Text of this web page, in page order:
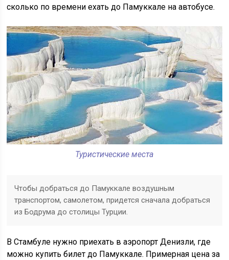
сколько по времени ехать до Памуккале на автобусе.
Туристические места
Чтобы добраться до Памуккале воздушным
транспортом, самолетом, придется сначала добраться
из Бодрума до столицы Турции.
В Стамбуле нужно приехать в аэропорт Денизли, где
можно купить билет до Памуккале. Примерная цена за